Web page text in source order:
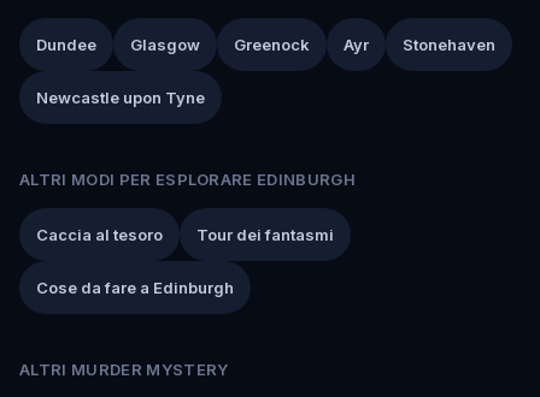
Dundee Glasgow Greenock Ayr Stonehaven
Newcastle upon Tyne
ALTRI MODI PER ESPLORARE EDINBURGH
Caccia al tesoro Tour dei fantasmi
Cose da fare a Edinburgh
ALTRI MURDER MYSTERY